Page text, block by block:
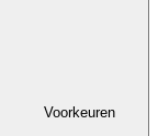
Voorkeuren